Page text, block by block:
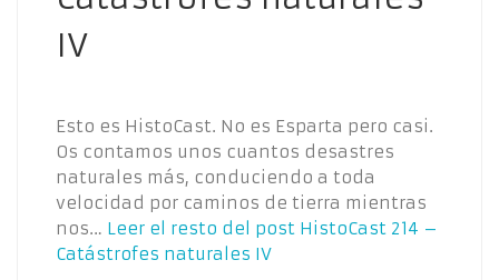
IV
Esto es HistoCast. No es Esparta pero casi.
Os contamos unos cuantos desastres
naturales más, conduciendo a toda
velocidad por caminos de tierra mientras
nos… Leer el resto del post HistoCast 214 –
Catástrofes naturales IV